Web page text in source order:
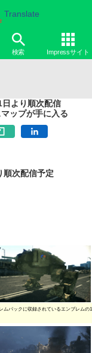
Translate
検索 Impressサイト
より順次配信
ップが手に入る
順次配信予定
ムパックに収録されているエンブレムの1